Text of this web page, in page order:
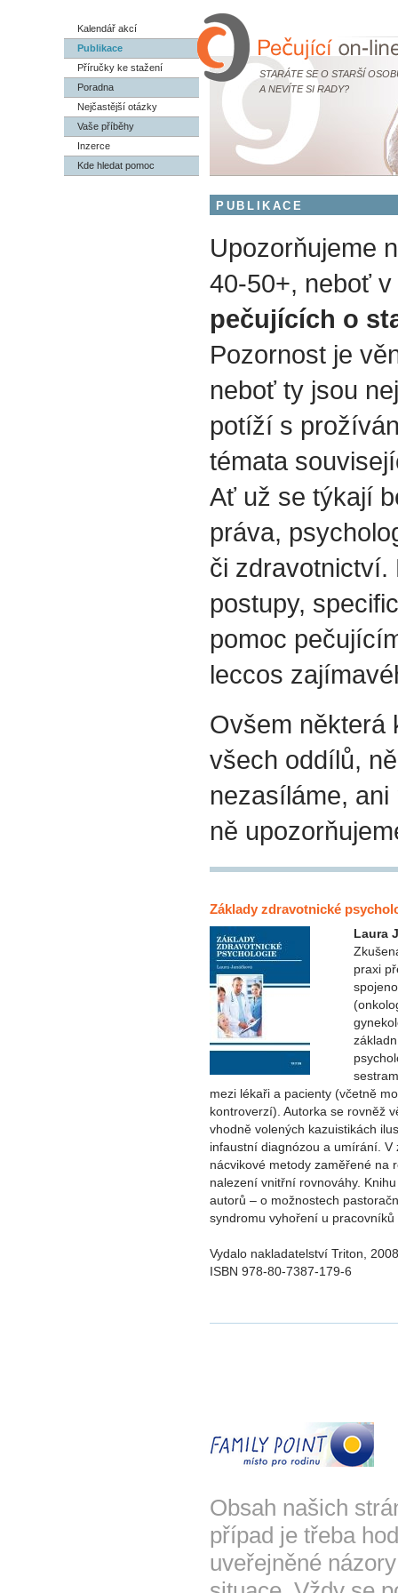
STARÁTE SE O STARŠÍ
A NEVÍTE SI RADY?
Kalendář akcí
Publikace
Příručky ke stažení
Poradna
Nejčastější otázky
Vaše příběhy
Inzerce
Kde hledat pomoc
PUBLIKACE
Upozorňujeme
40-50+, neboť
pečujících o
Pozornost je
neboť ty jsou
potíží s
témata
Ať už se týkají
práva,
či zdravotnictví.
postupy,
pomoc
leccos
Ovšem některá
všech oddílů,
nezasíláme,
ně
Základy zdravotnické
Laura
praxi
mezi lékaři a pacienty (včetně
kontroverzí). Autorka se rovněž
vhodně volených kazuistikách
infaustní diagnózou a umírání.
nácvikové metody zaměřené na
nalezení vnitřní rovnováhy.
autorů – o možnostech
syndromu vyhoření u
Vydalo nakladatelství Triton, 2008
ISBN 978-80-7387-179-6
Obsah našich
případ je třeba
uveřejněné